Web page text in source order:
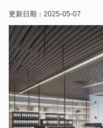
更新日期： 2025-05-07